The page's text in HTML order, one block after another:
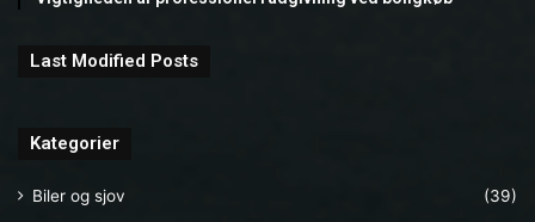
Last Modified Posts
Kategorier
Biler og sjov
(39)